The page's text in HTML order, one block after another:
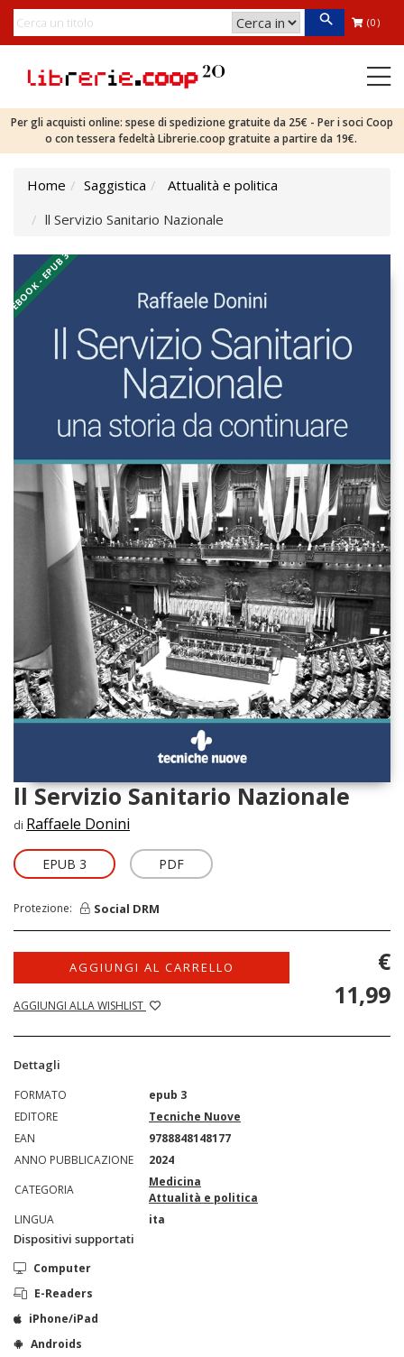
(0)
Per gli acquisti online: spese di spedizione gratuite da 25€ - Per i soci Coop
o con tessera fedeltà Librerie.coop gratuite a partire da 19€.
Home Saggistica
Attualità e politica
ll Servizio Sanitario Nazionale
EBOOK - EPUB 3
ll Servizio Sanitario Nazionale
di Raffaele Donini
EPUB 3 PDF
Protezione: Social DRM
AGGIUNGI AL CARRELLO
AGGIUNGI ALLA WISHLIST
€
11,99
Dettagli
FORMATO
epub 3
EDITORE
Tecniche Nuove
EAN
9788848148177
ANNO PUBBLICAZIONE
2024
CATEGORIA
Medicina
Attualità e politica
LINGUA
ita
Dispositivi supportati
Computer
E-Readers
iPhone/iPad
Androids